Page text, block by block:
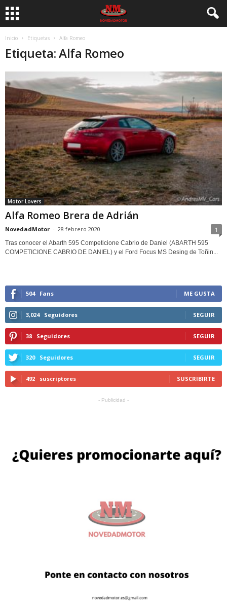
Inicio Etiquetas Alfa Romeo
Etiqueta: Alfa Romeo
Motor Lovers
Alfa Romeo Brera de Adrián
NovedadMotor - 28 febrero 2020 1
Tras conocer el Abarth 595 Competicione Cabrio de Daniel (ABARTH 595
COMPETICIONE CABRIO DE DANIEL) y el Ford Focus MS Desing de Toñin...
504 Fans ME GUSTA
3,024 Seguidores SEGUIR
38 Seguidores SEGUIR
320 Seguidores SEGUIR
492 suscriptores SUSCRIBIRTE
- Publicidad -